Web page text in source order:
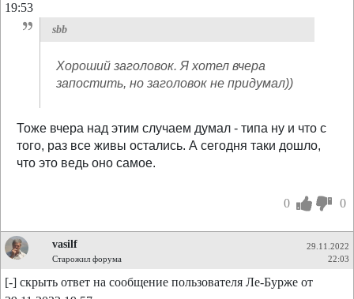
19:53
sbb
Хороший заголовок. Я хотел вчера
запостить, но заголовок не придумал))
Тоже вчера над этим случаем думал - типа ну и что с
того, раз все живы остались. А сегодня таки дошло,
что это ведь оно самое.
0 0
vasilf
Старожил форума
29.11.2022
22:03
[-] скрыть ответ на сообщение пользователя Ле-Бурже от